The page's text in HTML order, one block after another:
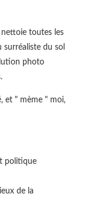
nettoie toutes les
du sol
photo
et " mème " moi,
politique
de la